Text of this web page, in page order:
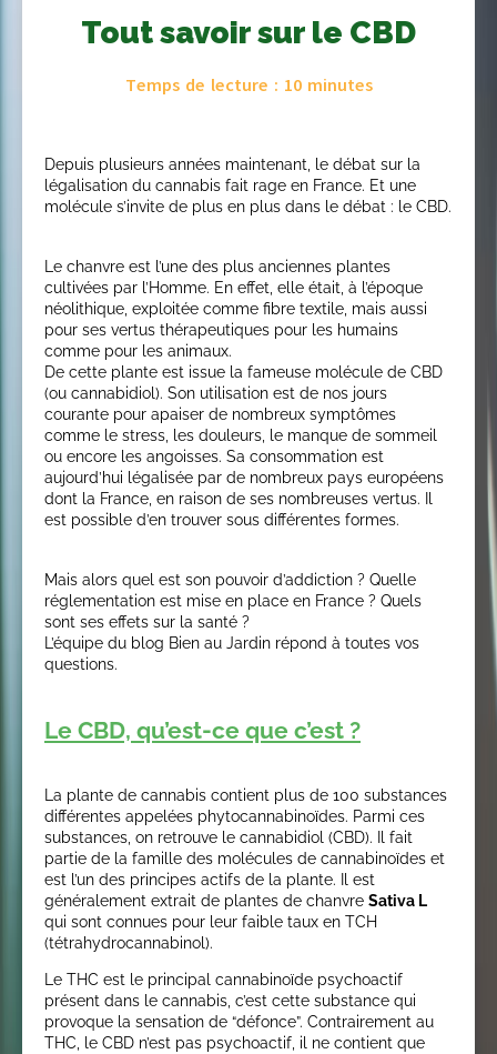
Tout savoir sur le CBD
Temps de lecture : 10minutes
Depuis plusieurs années maintenant, le débat sur la
légalisation du cannabis fait rage en France. Et une
molécule s’invite de plus en plus dans le débat : le CBD.
Le chanvre est l’une des plus anciennes plantes
cultivées par l’Homme. En effet, elle était, à l’époque
néolithique, exploitée comme fibre textile, mais aussi
pour ses vertus thérapeutiques pour les humains
comme pour les animaux.
De cette plante est issue la fameuse molécule de CBD
(ou cannabidiol). Son utilisation est de nos jours
courante pour apaiser de nombreux symptômes
comme le stress, les douleurs, le manque de sommeil
ou encore les angoisses. Sa consommation est
aujourd’hui légalisée par de nombreux pays européens
dont la France, en raison de ses nombreuses vertus. Il
est possible d’en trouver sous différentes formes.
Mais alors quel est son pouvoir d’addiction ? Quelle
réglementation est mise en place en France ? Quels
sont ses effets sur la santé ?
L’équipe du blog Bien au Jardin répond à toutes vos
questions.
Le CBD, qu’est-ce que c’est ?
La plante de cannabis contient plus de 100 substances
différentes appelées phytocannabinoïdes. Parmi ces
substances, on retrouve le cannabidiol (CBD). Il fait
partie de la famille des molécules de cannabinoïdes et
est l’un des principes actifs de la plante. Il est
généralement extrait de plantes de chanvre Sativa L
qui sont connues pour leur faible taux en TCH
(tétrahydrocannabinol).
Le THC est le principal cannabinoïde psychoactif
présent dans le cannabis, c’est cette substance qui
provoque la sensation de “défonce”. Contrairement au
THC, le CBD n’est pas psychoactif, il ne contient que